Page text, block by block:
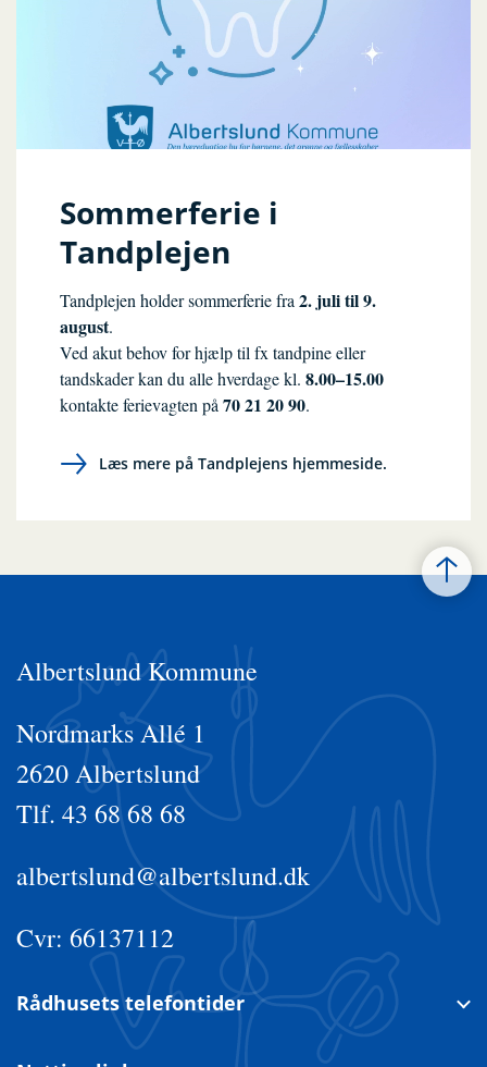
Sommerferie i
Tandplejen
Tandplejen holder sommerferie fra 2. juli til 9.
august.
Ved akut behov for hjælp til fx tandpine eller
tandskader kan du alle hverdage kl. 8.00–15.00
kontakte ferievagten på 70 21 20 90.
Læs mere på Tandplejens hjemmeside.
Albertslund Kommune
Nordmarks Allé 1
2620 Albertslund
Tlf. 43 68 68 68
albertslund@albertslund.dk
Cvr: 66137112
Rådhusets telefontider